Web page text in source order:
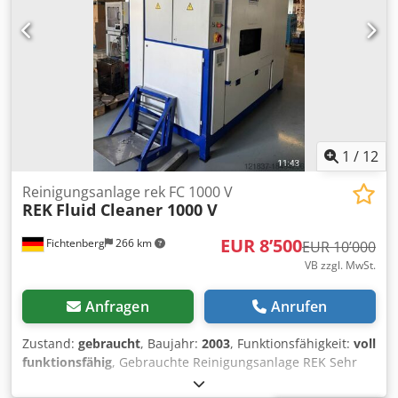
Kranbeschickung möglich Preis VHB Unsere
Preisvorstellung liegt bei € 2.200, -- netto ab Standort zzgl.
Verpackungskosten. Bei allen techn. Angaben
Schreibfehler/Irrtum vorbehalten. Verkauf ausschließlich
nur in Ländern der EU.
maschinenseitiger Warmwasserbereitung
Kaltluftabblasung dreidimensional Ölskimmer
Abpumpvorrichtung/Bodenspülung mit Pumpe in Grauguß
und Rohrsystem verzinkt Verschlauchung und Zapfventil in
Aluminium/Kunststoff
1 / 12
Fichtenberg 266 km
Reinigungsanlage rek FC 1000 V
REK Fluid Cleaner 1000 V
EUR 8’500EUR 10’000
VB zzgl. MwSt.
Anfragen Anrufen
Zustand: gebraucht, Baujahr: 2003, Funktionsfähigkeit: voll
funktionsfähig, Gebrauchte Reinigungsanlage REK Sehr
wenig benutzt Vollvakuumtechnik 12 kw Destille mit